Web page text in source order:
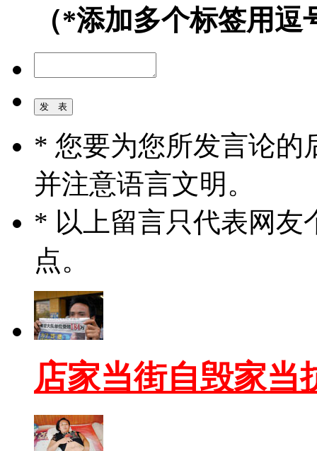
（*添加多个标签用逗
* 您要为您所发言论的
并注意语言文明。
* 以上留言只代表网友
点。
店家当街自毁家当